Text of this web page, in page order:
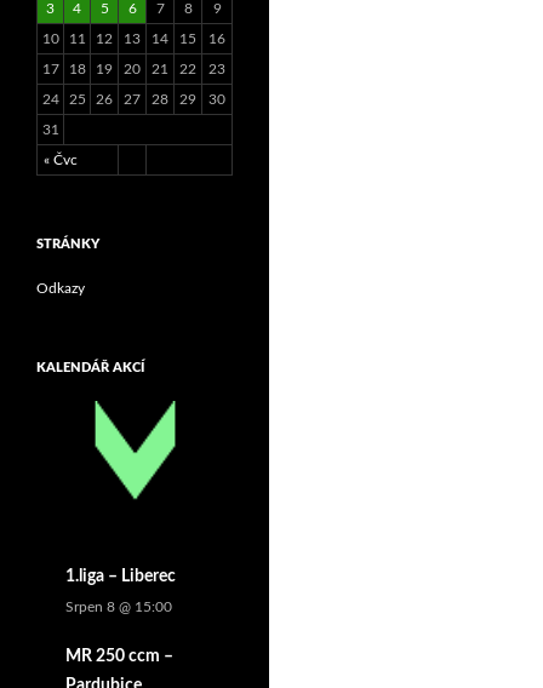
« Čvc
3 4 5 6 7 8 9
10 11 12 13 14 15 16
17 18 19 20 21 22 23
24 25 26 27 28 29 30
31
STRÁNKY
Odkazy
KALENDÁŘ AKCÍ
1.liga – Liberec
Srpen 8 @ 15:00
MR 250 ccm –